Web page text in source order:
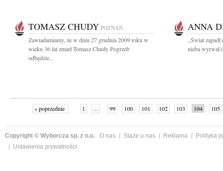
TOMASZ CHUDY POZNAŃ
Zawiadamiamy, że w dniu 27 grudnia 2009 roku w
wieku 36 lat zmarł Tomasz Chudy Pogrzeb
odbędzie...
ANNA
,,Świat
nieba wyrwał
« poprzednie 1 ... 99 100 101 102 103 104 105
Copyright © Wyborcza sp. z o.o. O nas Staże u nas Reklama
Polityka
Ustawienia prywatności